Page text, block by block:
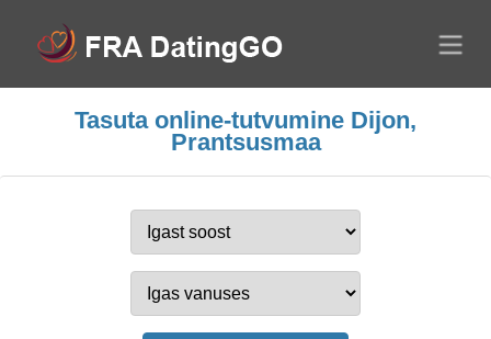
Tasuta online-tutvumine Dijon,
Prantsusmaa